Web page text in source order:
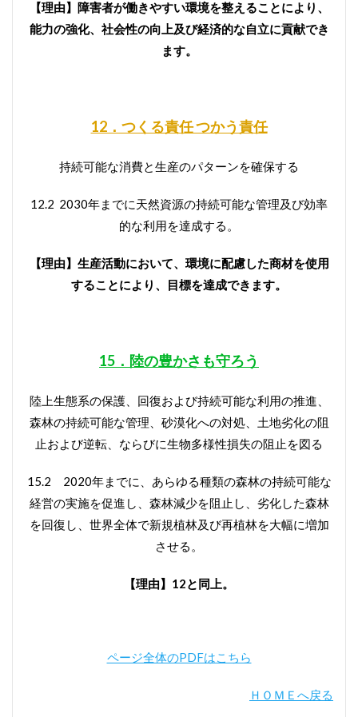
【理由】障害者が働きやすい環境を整えることにより、
能力の強化、社会性の向上及び経済的な自立に貢献でき
ます。
12．つくる責任 つかう責任
持続可能な消費と生産のパターンを確保する
12.2 2030年までに天然資源の持続可能な管理及び効率
的な利用を達成する。
【理由】生産活動において、環境に配慮した商材を使用
することにより、目標を達成できます。
15．陸の豊かさも守ろう
陸上生態系の保護、回復および持続可能な利用の推進、
森林の持続可能な管理、砂漠化への対処、土地劣化の阻
止および逆転、ならびに生物多様性損失の阻止を図る
15.2 2020年までに、あらゆる種類の森林の持続可能な
経営の実施を促進し、森林減少を阻止し、劣化した森林
を回復し、世界全体で新規植林及び再植林を大幅に増加
させる。
【理由】12と同上。
ページ全体のPDFはこちら
ＨＯＭＥへ戻る